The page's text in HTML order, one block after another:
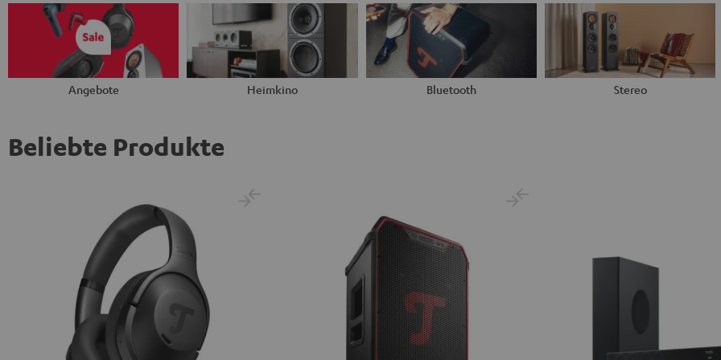
Angebote Heimkino Bluetooth Stereo
Beliebte Produkte